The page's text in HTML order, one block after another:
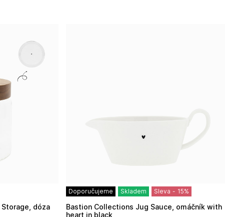
Doporučujeme Skladem Sleva - 15%
Bastion Collections Jug Sauce, omáčník with
heart in black